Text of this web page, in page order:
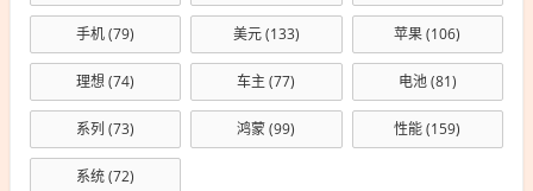
手机(79) 美元(133) 苹果(106)
理想(74) 车主(77) 电池(81)
系列 (73) 鸿蒙(99) 性能(159)
系统(72)